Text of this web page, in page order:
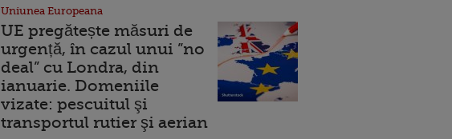
Uniunea Europeana
UE pregătește măsuri de
urgență, în cazul unui ”no
deal” cu Londra, din
ianuarie. Domeniile
vizate: pescuitul şi
transportul rutier şi aerian